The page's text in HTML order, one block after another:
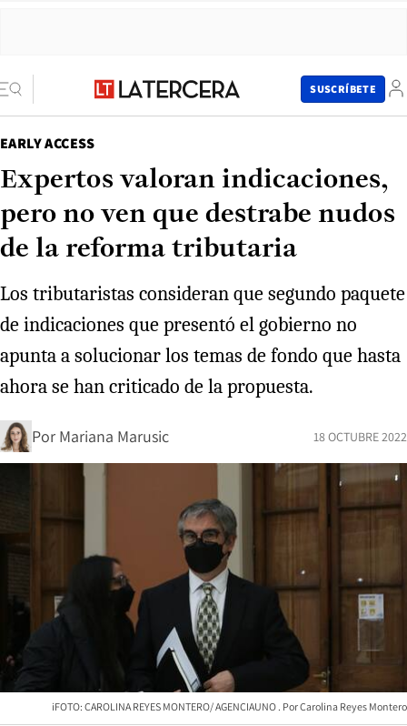
SUSCRÍBETE
EARLY ACCESS
Expertos valoran indicaciones,
pero no ven que destrabe nudos
de la reforma tributaria
Los tributaristas consideran que segundo paquete
de indicaciones que presentó el gobierno no
apunta a solucionar los temas de fondo que hasta
ahora se han criticado de la propuesta.
Por Mariana Marusic 18 OCTUBRE 2022
iFOTO: CAROLINA REYES MONTERO/ AGENCIAUNO Carolina Reyes Montero